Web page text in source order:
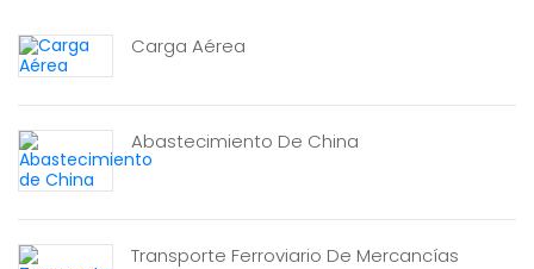
Carga Aérea
Abastecimiento De China
Transporte Ferroviario De Mercancías